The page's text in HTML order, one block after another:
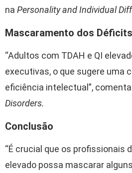
na Personality and Individual
Mascaramento dos
“Adultos com TDAH e QI
executivas, o que sugere uma
eficiência intelectual”,
Disorders.
Conclusão
“É crucial que os profissionais
elevado possa mascarar